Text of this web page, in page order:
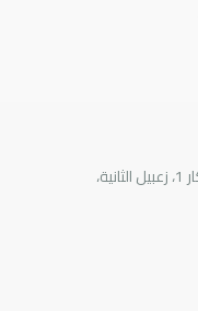
مركز دبي المالي العالمي للابتكار 1، زعبيل الثانية،